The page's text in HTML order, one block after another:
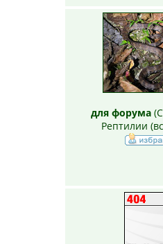
для форума(
Рептилии